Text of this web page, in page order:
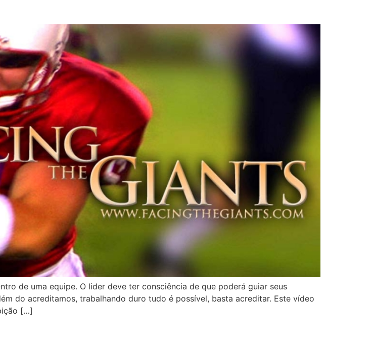
de uma equipe. O lider deve ter consciência de que poderá guiar seus
do acreditamos, trabalhando duro tudo é possível, basta acreditar. Este vídeo
[…]